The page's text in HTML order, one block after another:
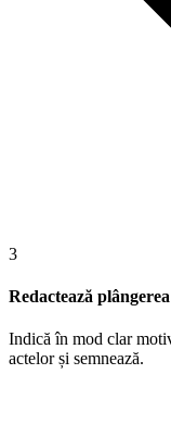
3
Redactează plângerea
Indică în mod clar
actelor și semnează.